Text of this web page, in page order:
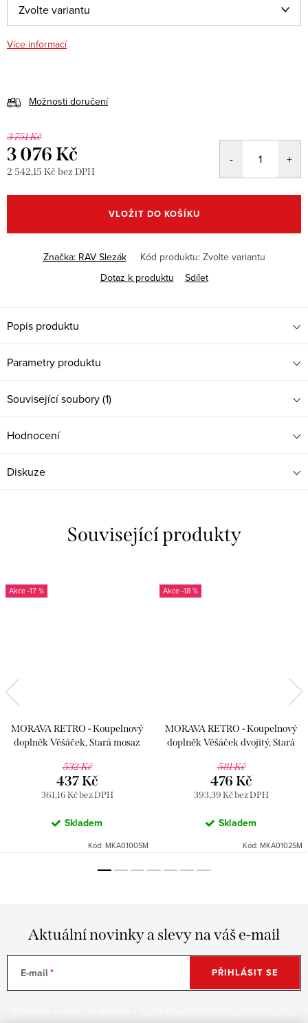
Více informací
Možnosti doručení
3 751 Kč
3 076 Kč
2 542,15 Kč bez DPH
cena:
VLOŽIT DO KOŠÍKU
Značka: RAV Slezák Kód produktu: Zvolte variantu
Dotaz k produktu
Sdílet
Popis produktu
Parametry produktu
Související soubory (1)
Hodnocení
Diskuze
Související produkty
-17 %
MORAVA RETRO - Koupelnový
doplněk Věšáček, Stará mosaz
Slezák
532 Kč
361,16 Kč bez DPH
437 Kč
Skladem
Kód: MKA0100SM
-18 %
MORAVA RETRO - Koupelnový
doplněk Věšáček dvojitý, Stará
Slezák
581 Kč
393,39 Kč bez DPH
476 Kč
Skladem
Kód: MKA0102SM
Aktuální novinky a slevy na váš e-mail
E-mail PŘIHLÁSIT SE